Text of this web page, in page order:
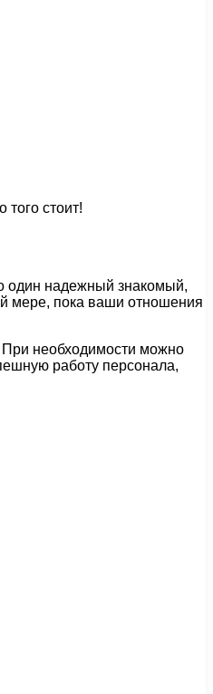
стоит!
один надежный знакомый,
мере, пока ваши отношения
При необходимости можно
работу персонала,